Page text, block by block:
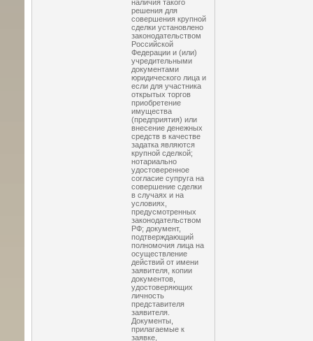
наличия такого
решения для
совершения крупной
сделки установлено
законодательством
Российской
Федерации и (или)
учредительными
документами
юридического лица и
если для участника
открытых торгов
приобретение
имущества
(предприятия) или
внесение денежных
средств в качестве
задатка являются
крупной сделкой;
нотариально
удостоверенное
согласие супруга на
совершение сделки
в случаях и на
условиях,
предусмотренных
законодательством
РФ; документ,
подтверждающий
полномочия лица на
осуществление
действий от имени
заявителя, копии
документов,
удостоверяющих
личность
представителя
заявителя.
Документы,
прилагаемые к
заявке,